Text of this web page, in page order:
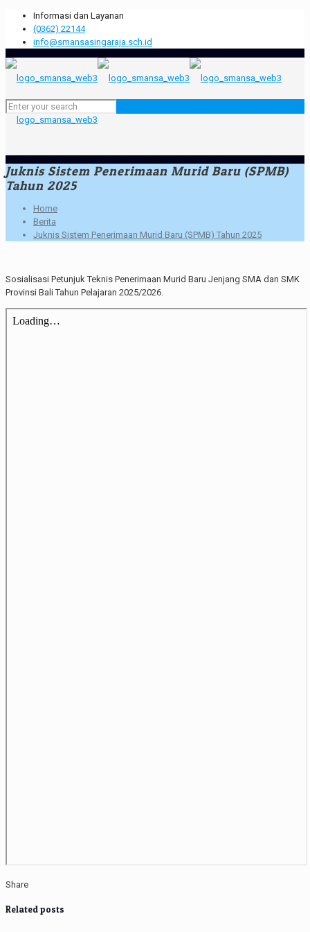
Informasi dan Layanan
(0362) 22144
info@smansasingaraja.sch.id
Juknis Sistem Penerimaan Murid Baru (SPMB)
Tahun 2025
Home
Berita
Juknis Sistem Penerimaan Murid Baru (SPMB) Tahun 2025
Sosialisasi Petunjuk Teknis Penerimaan Murid Baru Jenjang SMA dan SMK
Provinsi Bali Tahun Pelajaran 2025/2026.
Share
Related posts